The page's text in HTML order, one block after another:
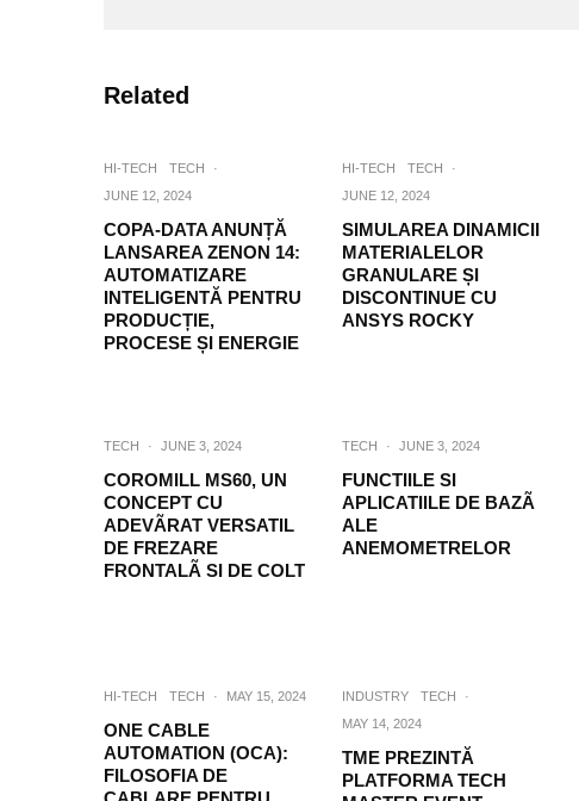
Related
HI-TECH TECH
·
JUNE 12, 2024
COPA-DATA ANUNȚĂ
LANSAREA ZENON 14:
AUTOMATIZARE
INTELIGENTĂ PENTRU
PRODUCȚIE,
PROCESE ȘI ENERGIE
HI-TECH TECH
·
JUNE 12, 2024
SIMULAREA DINAMICII
MATERIALELOR
GRANULARE ȘI
DISCONTINUE CU
ANSYS ROCKY
TECH · JUNE 3, 2024
COROMILL MS60, UN
CONCEPT CU
ADEVÃRAT VERSATIL
DE FREZARE
FRONTALÃ SI DE COLT
TECH · JUNE 3, 2024
FUNCTIILE SI
APLICATIILE DE BAZÃ
ALE
ANEMOMETRELOR
HI-TECH TECH · MAY 15, 2024
ONE CABLE
AUTOMATION (OCA):
FILOSOFIA DE
INDUSTRY TECH
·
MAY 14, 2024
TME PREZINTĂ
PLATFORMA TECH